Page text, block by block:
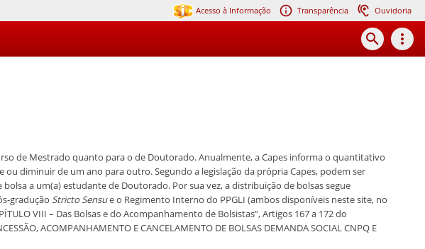
Acesso à Informação Transparência Ouvidoria
search more_vert
de Mestrado quanto para o de Doutorado. Anualmente, a Capes informa o quantitativo
diminuir de um ano para outro. Segundo a legislação da própria Capes, podem ser
a um(a) estudante de Doutorado. Por sua vez, a distribuição de bolsas segue
gradução Stricto Sensue o Regimento Interno do PPGLI (ambos disponíveis neste site, no
VIII – Das Bolsas e do Acompanhamento de Bolsistas”, Artigos 167 a 172 do
ACOMPANHAMENTO E CANCELAMENTO DE BOLSAS DEMANDA SOCIAL CNPQ E